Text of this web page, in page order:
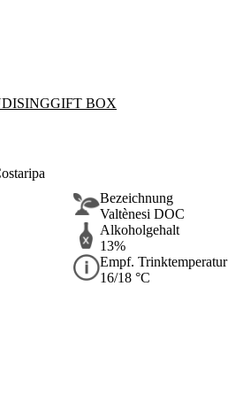
GIFT BOX
Bezeichnung
Valtènesi DOC
Alkoholgehalt
13%
Empf. Trinktemperatur
16/18 °C